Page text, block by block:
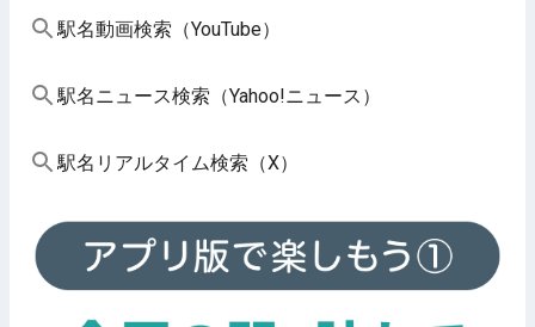
駅名動画検索（YouTube）
駅名ニュース検索（Yahoo!ニュース）
駅名リアルタイム検索（X）